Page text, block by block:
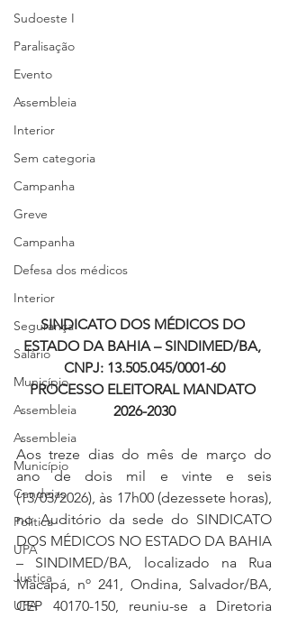
Sudoeste I
Paralisação
Evento
Assembleia
Interior
Sem categoria
Campanha
Greve
Campanha
Defesa dos médicos
Interior
Segurança
Salário
Município
Assembleia
Assembleia
Município
Candeias
Política
UPA
Justiça
UPA
SINDICATO DOS MÉDICOS DO
ESTADO DA BAHIA – SINDIMED/BA,
CNPJ: 13.505.045/0001-60
PROCESSO ELEITORAL MANDATO
2026-2030
Aos treze dias do mês de março do
ano de dois mil e vinte e seis
(13/03/2026), às 17h00 (dezessete horas),
no Auditório da sede do SINDICATO
DOS MÉDICOS NO ESTADO DA BAHIA
– SINDIMED/BA, localizado na Rua
Macapá, nº 241, Ondina, Salvador/BA,
CEP 40170-150, reuniu-se a Diretoria